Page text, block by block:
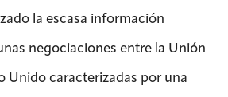
la escasa información
negociaciones entre la Unión
Unido caracterizadas por una